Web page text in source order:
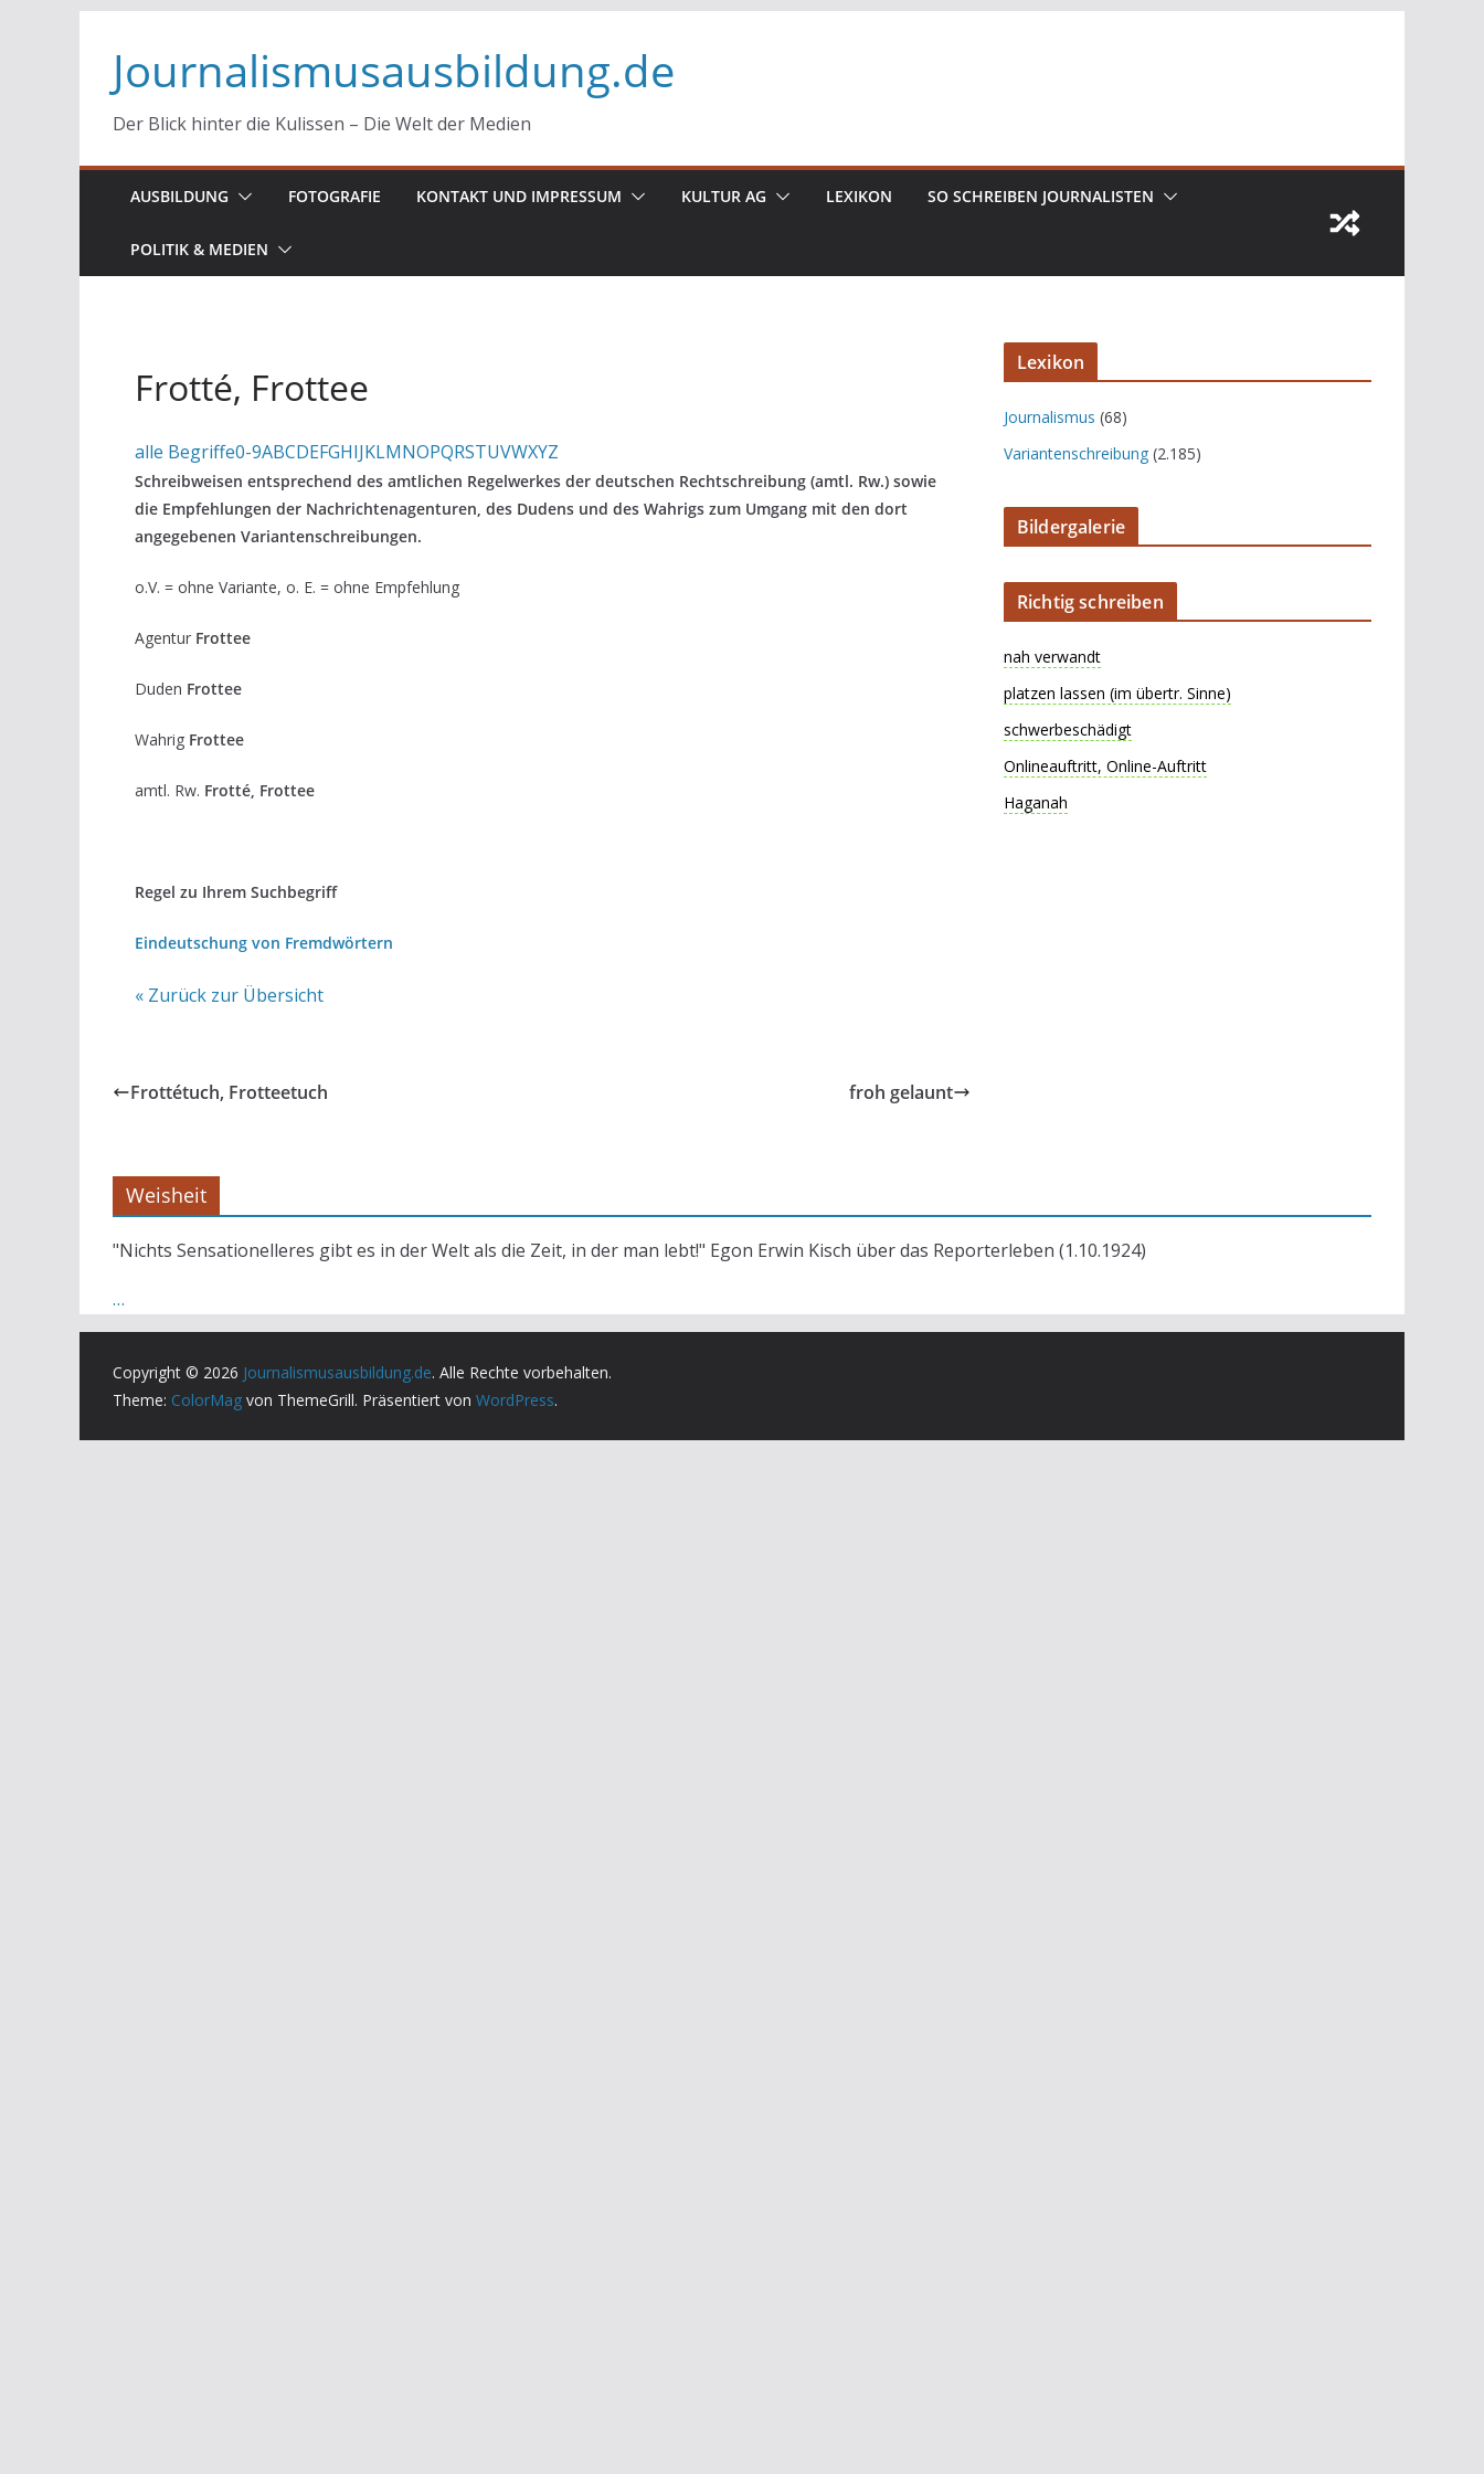
Inhalt
springen
Journalismusausbildung.de
Der Blick hinter die Kulissen – Die Welt der Medien
AUSBILDUNG FOTOGRAFIE KONTAKT UND IMPRESSUM KULTUR AG LEXIKON SO SCHREIBEN JOURNALISTEN
POLITIK & MEDIEN
Frotté, Frottee
alle Begriffe0-9ABCDEFGHIJKLMNOPQRSTUVWXYZ
Schreibweisen entsprechend des amtlichen Regelwerkes der deutschen Rechtschreibung (amtl. Rw.) sowie
die Empfehlungen der Nachrichtenagenturen, des Dudens und des Wahrigs zum Umgang mit den dort
angegebenen Variantenschreibungen.
o.V. = ohne Variante, o. E. = ohne Empfehlung
Agentur Frottee
Duden Frottee
Wahrig Frottee
amtl. Rw. Frotté, Frottee
Regel zu Ihrem Suchbegriff
Eindeutschung von Fremdwörtern
« Zurück zur Übersicht
Frottétuch, Frotteetuch froh gelaunt
Lexikon
Journalismus (68)
Variantenschreibung (2.185)
Bildergalerie
Richtig schreiben
nah verwandt
platzen lassen (im übertr. Sinne)
schwerbeschädigt
Onlineauftritt, Online-Auftritt
Haganah
Weisheit
"Nichts Sensationelleres gibt es in der Welt als die Zeit, in der man lebt!" Egon Erwin Kisch über das Reporterleben (1.10.1924)
…
Copyright © 2026 Journalismusausbildung.de. Alle Rechte vorbehalten.
Theme: ColorMag von ThemeGrill. Präsentiert von WordPress.